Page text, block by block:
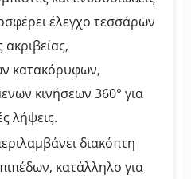
έλεγχο τεσσάρων
ακριβείας,
κατακόρυφων,
κινήσεων 360° για
λήψεις.
διακόπτη
κατάλληλο για